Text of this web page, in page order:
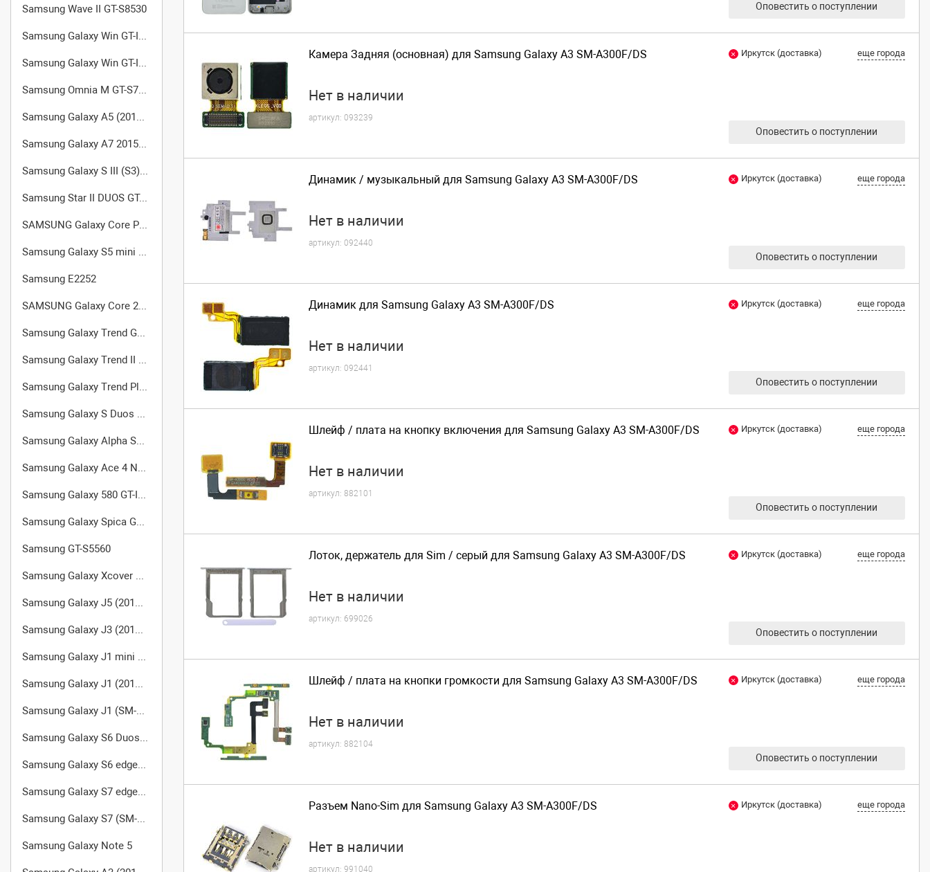
Samsung Wave II GT-S8530
Samsung Galaxy Win GT-I8550
Samsung Galaxy Win GT-I8552 (Dual SIM)
Samsung Omnia M GT-S7530
Samsung Galaxy A5 (2015) (SM-A500F/DS)
Samsung Galaxy A7 2015 (SM-A700FD)
Samsung Galaxy S III (S3) GT-I9301
Samsung Star II DUOS GT-C6712
SAMSUNG Galaxy Core Prime VE SM-G361H
Samsung Galaxy S5 mini (SM-G800F)
Samsung E2252
SAMSUNG Galaxy Core 2 Duos SM-G355H
Samsung Galaxy Trend GT-S7560
Samsung Galaxy Trend II Duos S7572
Samsung Galaxy Trend Plus GT-S7580
Samsung Galaxy S Duos 2 GT-S7582
Samsung Galaxy Alpha SM-G850F
Samsung Galaxy Ace 4 Neo (SM-G318H/DS)
Samsung Galaxy 580 GT-I5800
Samsung Galaxy Spica GT-I5700
Samsung GT-S5560
Samsung Galaxy Xcover 2 GT-S7710
Samsung Galaxy J5 (2016) (SM-J510FN/DS)
Samsung Galaxy J3 (2016) SM-J320F/DS
Samsung Galaxy J1 mini SM-J105
Samsung Galaxy J1 (2016) (SM-J120F/DS)
Samsung Galaxy J1 (SM-J100FN)
Samsung Galaxy S6 Duos SM-G920FD
Samsung Galaxy S6 edge+ SM-G928F
Samsung Galaxy S7 edge (SM-G935FD)
Samsung Galaxy S7 (SM-G930FD)
Samsung Galaxy Note 5
Оповестить о поступлении
Камера Задняя (основная) для Samsung Galaxy A3 SM-A300F/DS
Нет в наличии
артикул: 093239
Иркутск (доставка) еще города
Оповестить о поступлении
Динамик / музыкальный для Samsung Galaxy A3 SM-A300F/DS
Нет в наличии
артикул: 092440
Иркутск (доставка) еще города
Оповестить о поступлении
Динамик для Samsung Galaxy A3 SM-A300F/DS
Нет в наличии
артикул: 092441
Иркутск (доставка) еще города
Оповестить о поступлении
Шлейф / плата на кнопку включения для Samsung Galaxy A3 SM-A300F/DS
Нет в наличии
артикул: 882101
Иркутск (доставка) еще города
Оповестить о поступлении
Лоток, держатель для Sim / серый для Samsung Galaxy A3 SM-A300F/DS
Нет в наличии
артикул: 699026
Иркутск (доставка) еще города
Оповестить о поступлении
Шлейф / плата на кнопки громкости для Samsung Galaxy A3 SM-A300F/DS
Нет в наличии
артикул: 882104
Иркутск (доставка) еще города
Оповестить о поступлении
Разъем Nano-Sim для Samsung Galaxy A3 SM-A300F/DS
Нет в наличии
артикул: 991040
Иркутск (доставка) еще города